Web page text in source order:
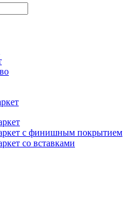
с финишным покрытием
со вставками